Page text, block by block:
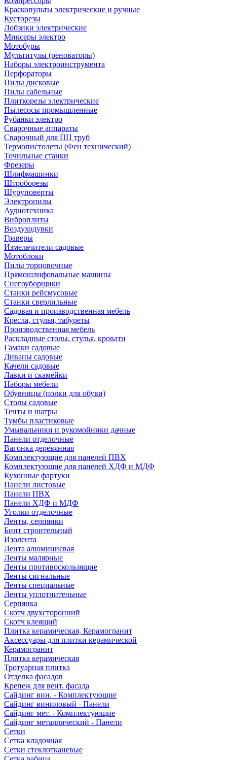
Краскопульты электрические и ручные
Кусторезы
Лобзики электрические
Миксеры электро
Мотобуры
Мультитулы (реноваторы)
Наборы электроинструмента
Перфораторы
Пилы дисковые
Пилы сабельные
Плиткорезы электрические
Пылесосы промышленные
Рубанки электро
Сварочные аппараты
Сварочный для ПП труб
Термопистолеты (Фен технический)
Точильные станки
Фрезеры
Шлифмашинки
Штроборезы
Шуруповерты
Электропилы
Аудиотехника
Виброплиты
Воздуходувки
Граверы
Измельчители садовые
Мотоблоки
Пилы торцовочные
Прямошлифовальные машины
Снегоуборщики
Станки рейсмусовые
Станки сверлильные
Садовая и производственная мебель
Кресла, стулья, табуреты
Производственная мебель
Раскладные столы, стулья, кровати
Гамаки садовые
Диваны садовые
Качели садовые
Лавки и скамейки
Наборы мебели
Обувницы (полки для обуви)
Столы садовые
Тенты и шатры
Тумбы пластиковые
Умывальники и рукомойники дачные
Панели отделочные
Вагонка деревянная
Комплектующие для панелей ПВХ
Комплектующие для панелей ХДФ и МДФ
Кухонные фартуки
Панели листовые
Панели ПВХ
Панели ХДФ и МДФ
Уголки отделочные
Ленты, серпянки
Бинт строительный
Изолента
Лента алюминиевая
Ленты малярные
Ленты противоскользящие
Ленты сигнальные
Ленты специальные
Ленты уплотнительные
Серпянка
Скотч двухсторонний
Скотч клеящий
Плитка керамическая, Керамогранит
Аксессуары для плитки керамической
Керамогранит
Плитка керамическая
Тротуарная плитка
Отделка фасадов
Крепеж для вент. фасада
Сайдинг вин. - Комплектующие
Сайдинг виниловый - Панели
Сайдинг мет. - Комплектующие
Сайдинг металлический - Панели
Сетки
Сетка кладочная
Сетки стеклотканевые